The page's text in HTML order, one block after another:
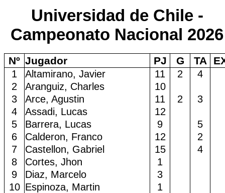
Universidad de Chile -
Campeonato Nacional 2026
Nº Jugador PJ G TA
1 Altamirano, Javier 11 2
4
2
Aranguiz, Charles
10
3
Arce, Agustin 11 2
3
4
Assadi, Lucas
12
5
Barrera, Lucas 9
5
6
Calderon, Franco 12
2
7
Castellon, Gabriel 15
4
8
Cortes, Jhon
1
9
Diaz, Marcelo
3
10 Espinoza, Martin
1